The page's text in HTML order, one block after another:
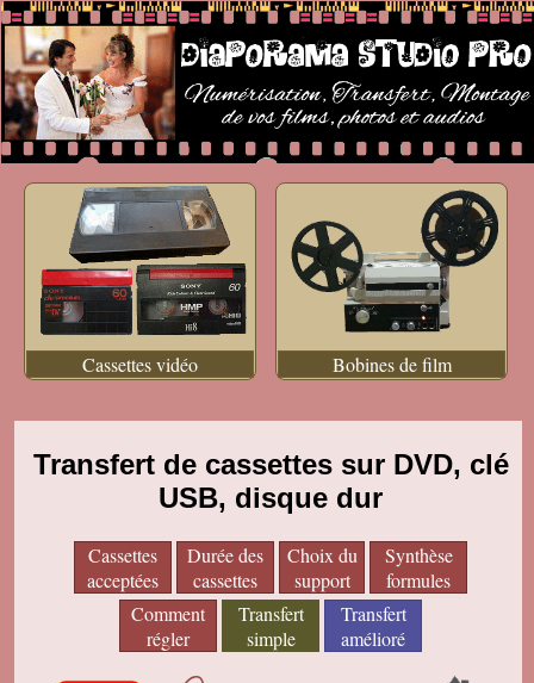
Cassettes vidéo Bobines de film
Transfert de cassettes sur DVD, clé
USB, disque dur
Cassettes
acceptées
Durée des
cassettes
Choix du
support
Synthèse
formules
Comment
régler
Transfert
simple
Transfert
amélioré